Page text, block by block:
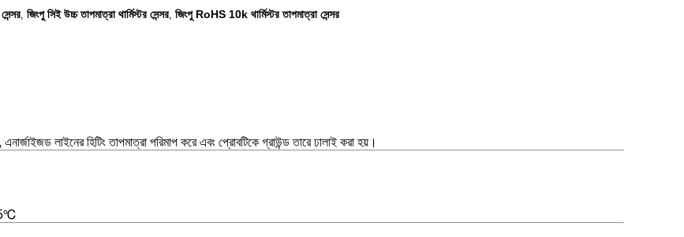
, জিংপু সিই উচ্চ তাপমাত্রা থার্মিস্টর সেন্সর, জিংপু RoHS 10k থার্মিস্টর তাপমাত্রা সেন্সর
লাইনের হিটিং তাপমাত্রা পরিমাপ করে এবং প্রোবটিকে গ্রাউন্ড তারে ঢালাই করা হয়।